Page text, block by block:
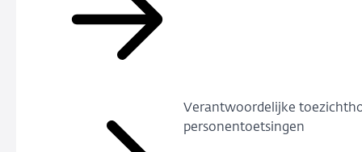
Verantwoordelijke
personentoetsingen